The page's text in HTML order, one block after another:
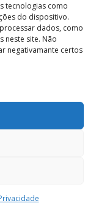
tecnologias como
do dispositivo.
dados, como
neste site. Não
negativamante certos